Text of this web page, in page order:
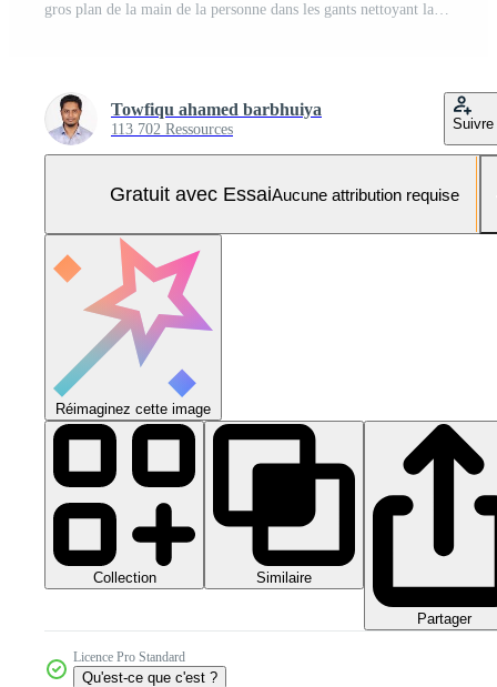
gros plan de la main de la personne dans les gants nettoyant la vitre de la fenêtre Photo Pro
Towfiqu ahamed barbhuiya
113 702 Ressources Suivre
Gratuit avec EssaiAucune attribution requise
Réimaginez cette image
Collection Similaire
Partager
Licence Pro Standard
Qu'est-ce que c'est ?